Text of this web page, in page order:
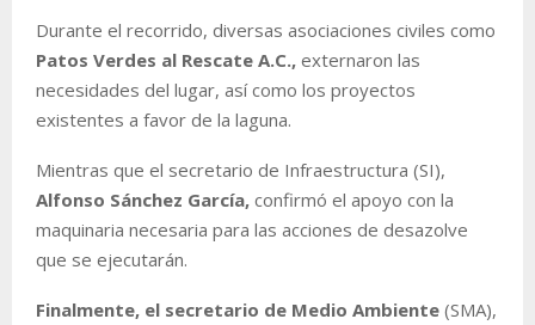
Durante el recorrido, diversas asociaciones civiles como
Patos Verdes al Rescate A.C., externaron las
necesidades del lugar, así como los proyectos
existentes a favor de la laguna.
Mientras que el secretario de Infraestructura (SI),
Alfonso Sánchez García, confirmó el apoyo con la
maquinaria necesaria para las acciones de desazolve
que se ejecutarán.
Finalmente, el secretario de Medio Ambiente (SMA),